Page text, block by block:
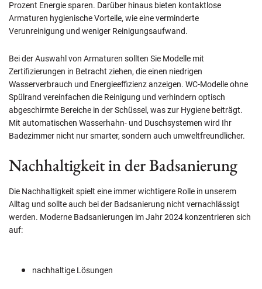
Prozent Energie sparen. Darüber hinaus bieten kontaktlose
Armaturen hygienische Vorteile, wie eine verminderte
Verunreinigung und weniger Reinigungsaufwand.
Bei der Auswahl von Armaturen sollten Sie Modelle mit
Zertifizierungen in Betracht ziehen, die einen niedrigen
Wasserverbrauch und Energieeffizienz anzeigen. WC-Modelle ohne
Spülrand vereinfachen die Reinigung und verhindern optisch
abgeschirmte Bereiche in der Schüssel, was zur Hygiene beiträgt.
Mit automatischen Wasserhahn- und Duschsystemen wird Ihr
Badezimmer nicht nur smarter, sondern auch umweltfreundlicher.
Nachhaltigkeit in der Badsanierung
Die Nachhaltigkeit spielt eine immer wichtigere Rolle in unserem
Alltag und sollte auch bei der Badsanierung nicht vernachlässigt
werden. Moderne Badsanierungen im Jahr 2024 konzentrieren sich
auf:
nachhaltige Lösungen